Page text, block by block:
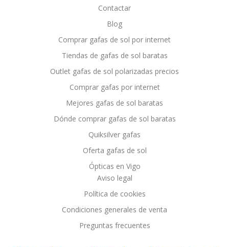
Contactar
Blog
Comprar gafas de sol por internet
Tiendas de gafas de sol baratas
Outlet gafas de sol polarizadas precios
Comprar gafas por internet
Mejores gafas de sol baratas
Dónde comprar gafas de sol baratas
Quiksilver gafas
Oferta gafas de sol
Ópticas en Vigo
Aviso legal
Política de cookies
Condiciones generales de venta
Preguntas frecuentes